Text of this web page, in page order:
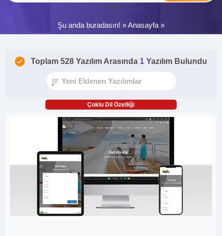
ytag
Şu anda buradasın! »Anasayfa »
Toplam 528 Yazılım Arasında 1 Yazılım Bulundu
Çoklu Dil Özelliği